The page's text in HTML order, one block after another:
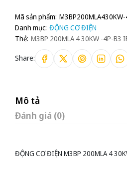
Mã sản phẩm:
Danh mục: ĐỘNG CƠ ĐIỆN
Thẻ: M3BP 200MLA 4 30KW -4P-B3
Share:
Mô tả
Đánh giá (0)
ĐỘNG CƠ ĐIỆN M3BP 200MLA 4